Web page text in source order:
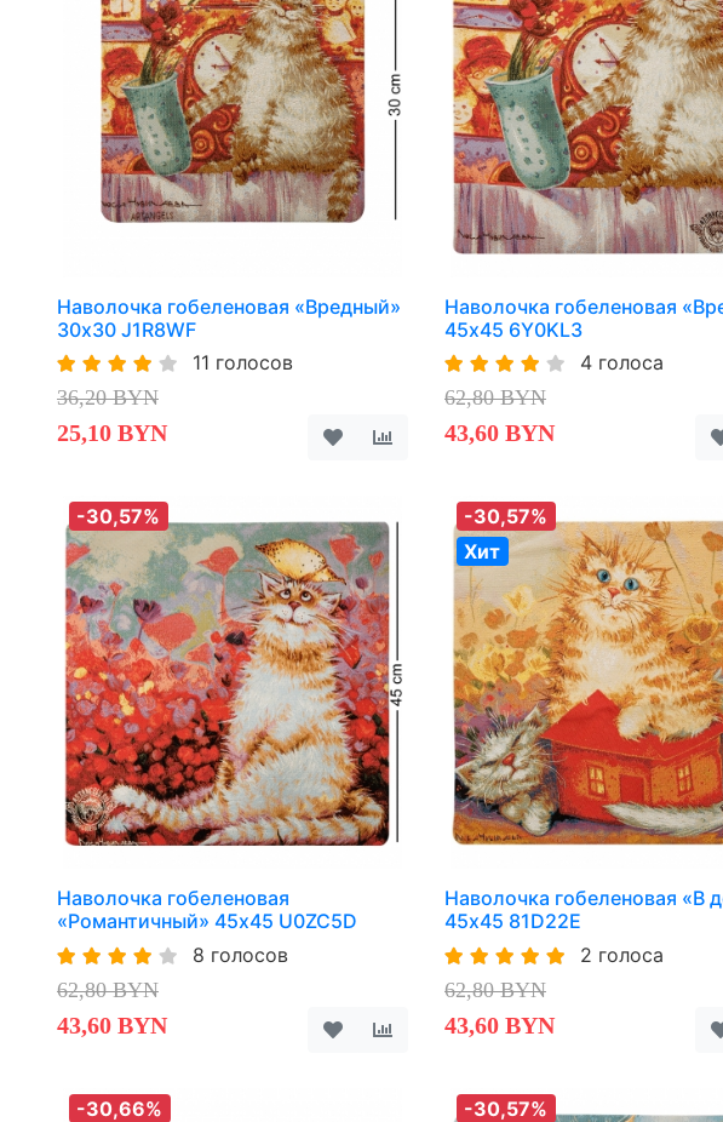
Наволочка гобеленовая «Вредный»
30х30 J1R8WF
11 голосов
36,20 BYN
25,10 BYN
Наволочка гобеленовая
45х45 6Y0KL3
4 голоса
62,80 BYN
43,60 BYN
-30,57%
Наволочка гобеленовая
«Романтичный» 45х45 U0ZC5D
8 голосов
62,80 BYN
43,60 BYN
-30,57%
Хит
Наволочка гобеленовая «В
45х45 81D22E
2 голоса
62,80 BYN
43,60 BYN
-30,66% -30,57%